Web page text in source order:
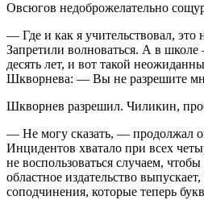
Овсюгов недоброжелательно
— Где и как я учительствовал,
Запретили волноваться. А в
десять лет, и вот такой
Шкворнева: — Вы не разрешите
Шкворнев разрешил. Чиликин,
— Не могу сказать, — продолжал
Инцидентов хватало при всех
не воспользоваться случаем,
областное издательство
соподчинения, которые теперь